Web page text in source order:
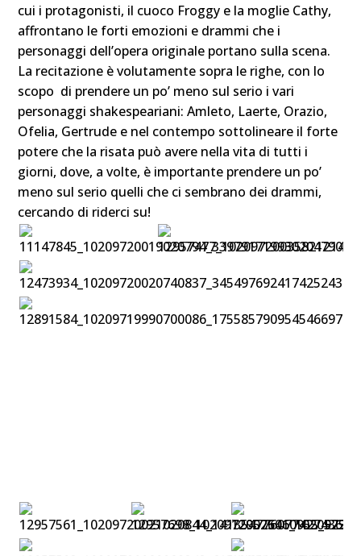
cui i protagonisti, il cuoco Froggy e la moglie Cathy,
affrontano le forti emozioni e drammi che i
personaggi dell’opera originale portano sulla scena.
La recitazione è volutamente sopra le righe, con lo
scopo di prendere un po’ meno sul serio i vari
personaggi shakespeariani: Amleto, Laerte, Orazio,
Ofelia, Gertrude e nel contempo sottolineare il forte
potere che la risata può avere nella vita di tutti i
giorni, dove, a volte, è importante prendere un po’
meno sul serio quelli che ci sembrano dei drammi,
cercando di riderci su!